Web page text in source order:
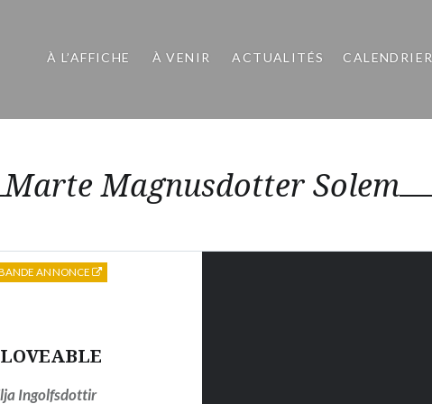
À L’AFFICHE À VENIR ACTUALITÉS CALENDRIER
Marte Magnusdotter Solem
LOVEABLE
Ingolfsdottir
ANNONCE